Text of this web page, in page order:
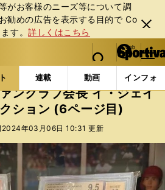
がお客様のニーズ等について調
勧めの広告を表⽰する⽬的で Co
す。詳しくはこちら
閉じ
る
web Sportiva (webスポルティーバ)
検索
マイペ
ー
ジ
メニュ
連載 動画 インフォ
コラムフォト 韓国の大谷翔平フ
ンクラブ会長 イ・ジェイ
ション (6ページ目)
2024年03月06日 10:31 更新